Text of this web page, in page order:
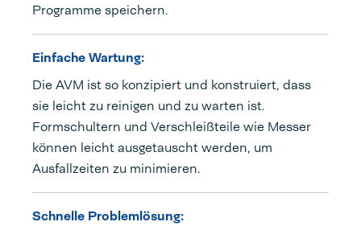
Programme speichern.
Einfache Wartung:
Die AVM ist so konzipiert und konstruiert, dass
sie leicht zu reinigen und zu warten ist.
Formschultern und Verschleißteile wie Messer
können leicht ausgetauscht werden, um
Ausfallzeiten zu minimieren.
Schnelle Problemlösung: